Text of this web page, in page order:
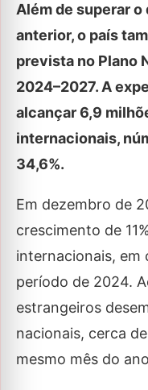
Além de superar
anterior, o país
prevista no Plano
2024–2027. A
alcançar 6,9
internacionais,
34,6%.
Em dezembro de
crescimento de
internacionais, em
período de 2024.
estrangeiros
nacionais, cerca
mesmo mês do